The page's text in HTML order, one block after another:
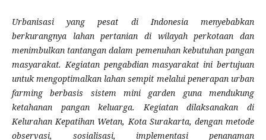
Urbanisasi yang pesat di Indonesia menyebabkan
berkurangnya lahan pertanian di wilayah perkotaan dan
menimbulkan tantangan dalam pemenuhan kebutuhan pangan
masyarakat. Kegiatan pengabdian masyarakat ini bertujuan
untuk mengoptimalkan lahan sempit melalui penerapan urban
farming berbasis sistem mini garden guna mendukung
ketahanan pangan keluarga. Kegiatan dilaksanakan di
Kelurahan Kepatihan Wetan, Kota Surakarta, dengan metode
observasi, sosialisasi, implementasi penanaman